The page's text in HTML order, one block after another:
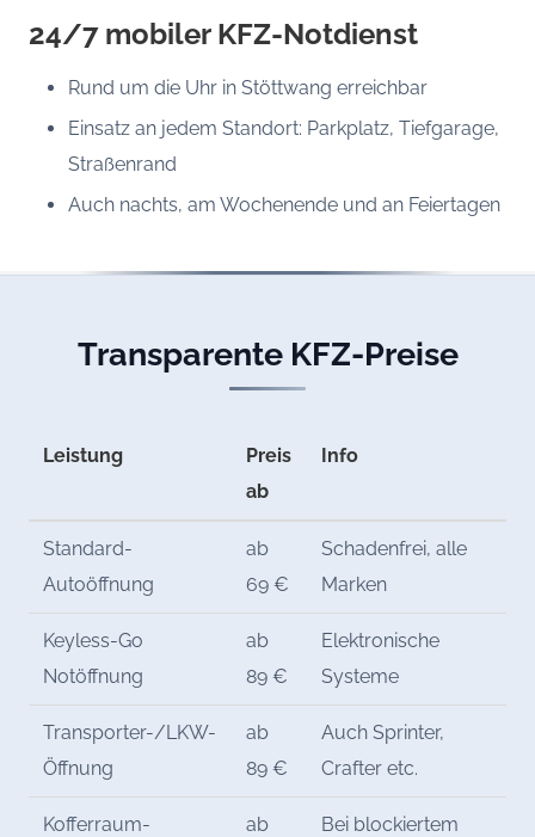
24/7 mobiler KFZ-Notdienst
Rund um die Uhr in Stöttwang erreichbar
Einsatz an jedem Standort: Parkplatz, Tiefgarage,
Straßenrand
Auch nachts, am Wochenende und an Feiertagen
Transparente KFZ-Preise
Leistung
Preis
ab
Info
Standard-
Autoöffnung
ab
69 €
Schadenfrei, alle
Marken
Keyless-Go
Notöffnung
ab
89 €
Elektronische
Systeme
Transporter-/LKW-
Öffnung
ab
89 €
Auch Sprinter,
Crafter etc.
Kofferraum-
ab
Bei blockiertem